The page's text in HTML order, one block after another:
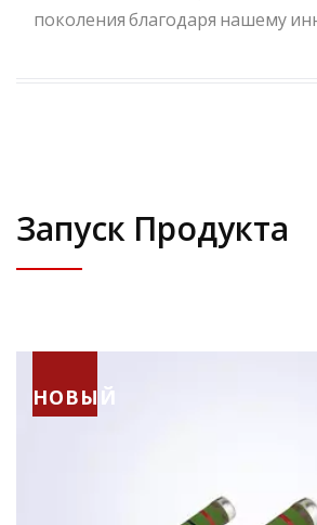
поколения благодаря нашему
Запуск Продукта
НОВЫЙ